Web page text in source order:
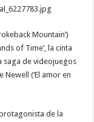
Mountain’)
of Time’, la cinta
saga de videojuegos
(‘El amor en
de la